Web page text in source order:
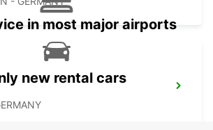
in most major airports
new rental cars